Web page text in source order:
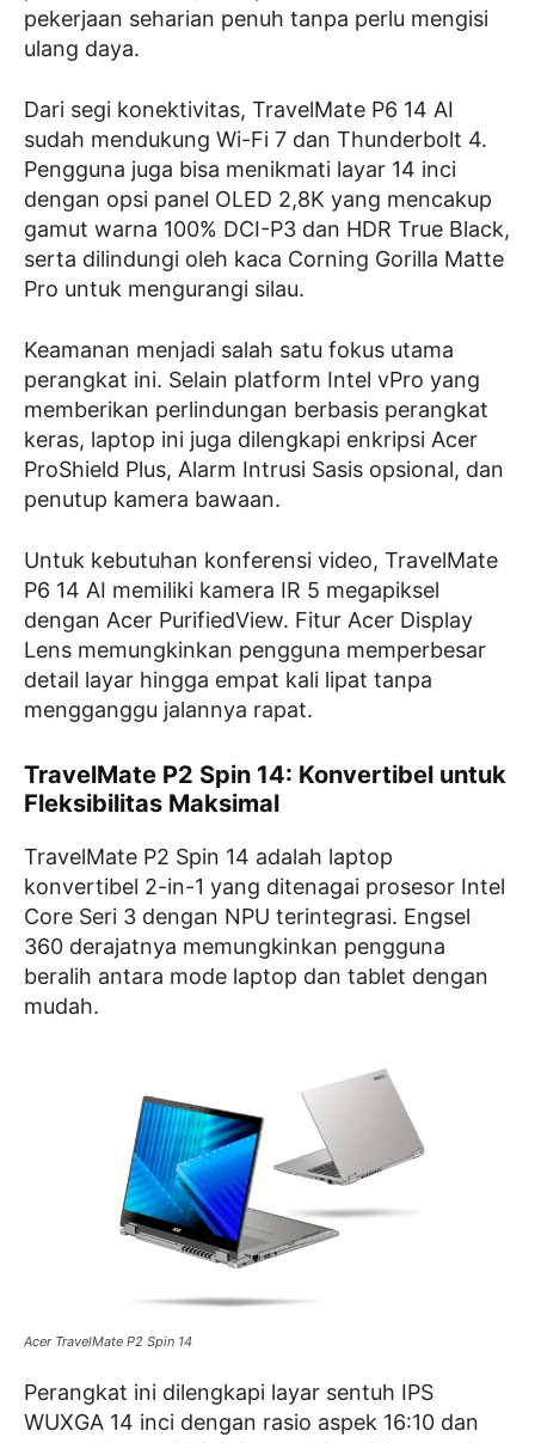
pekerjaan seharian penuh tanpa perlu mengisi
ulang daya.
Dari segi konektivitas, TravelMate P6 14 AI
sudah mendukung Wi-Fi 7 dan Thunderbolt 4.
Pengguna juga bisa menikmati layar 14 inci
dengan opsi panel OLED 2,8K yang mencakup
gamut warna 100% DCI-P3 dan HDR True Black,
serta dilindungi oleh kaca Corning Gorilla Matte
Pro untuk mengurangi silau.
Keamanan menjadi salah satu fokus utama
perangkat ini. Selain platform Intel vPro yang
memberikan perlindungan berbasis perangkat
keras, laptop ini juga dilengkapi enkripsi Acer
ProShield Plus, Alarm Intrusi Sasis opsional, dan
penutup kamera bawaan.
Untuk kebutuhan konferensi video, TravelMate
P6 14 AI memiliki kamera IR 5 megapiksel
dengan Acer PurifiedView. Fitur Acer Display
Lens memungkinkan pengguna memperbesar
detail layar hingga empat kali lipat tanpa
mengganggu jalannya rapat.
TravelMate P2 Spin 14: Konvertibel untuk
Fleksibilitas Maksimal
TravelMate P2 Spin 14 adalah laptop
konvertibel 2-in-1 yang ditenagai prosesor Intel
Core Seri 3 dengan NPU terintegrasi. Engsel
360 derajatnya memungkinkan pengguna
beralih antara mode laptop dan tablet dengan
mudah.
Acer TravelMate P2 Spin 14
Perangkat ini dilengkapi layar sentuh IPS
WUXGA 14 inci dengan rasio aspek 16:10 dan